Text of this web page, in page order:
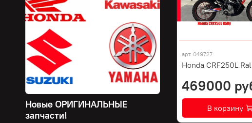
арт. 049727
Honda CRF250L
469000
В корзину
Новые ОРИГИНАЛЬНЫЕ
запчасти!